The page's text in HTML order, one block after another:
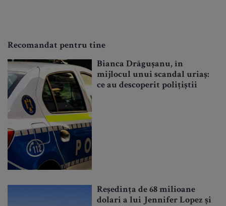
Recomandat pentru tine
Bianca Drăgușanu, în
mijlocul unui scandal uriaș:
ce au descoperit polițiștii
Reședința de 68 milioane
dolari a lui Jennifer Lopez și